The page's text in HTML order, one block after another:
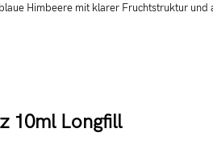
Himbeere mit klarer Fruchtstruktur
10ml Longfill